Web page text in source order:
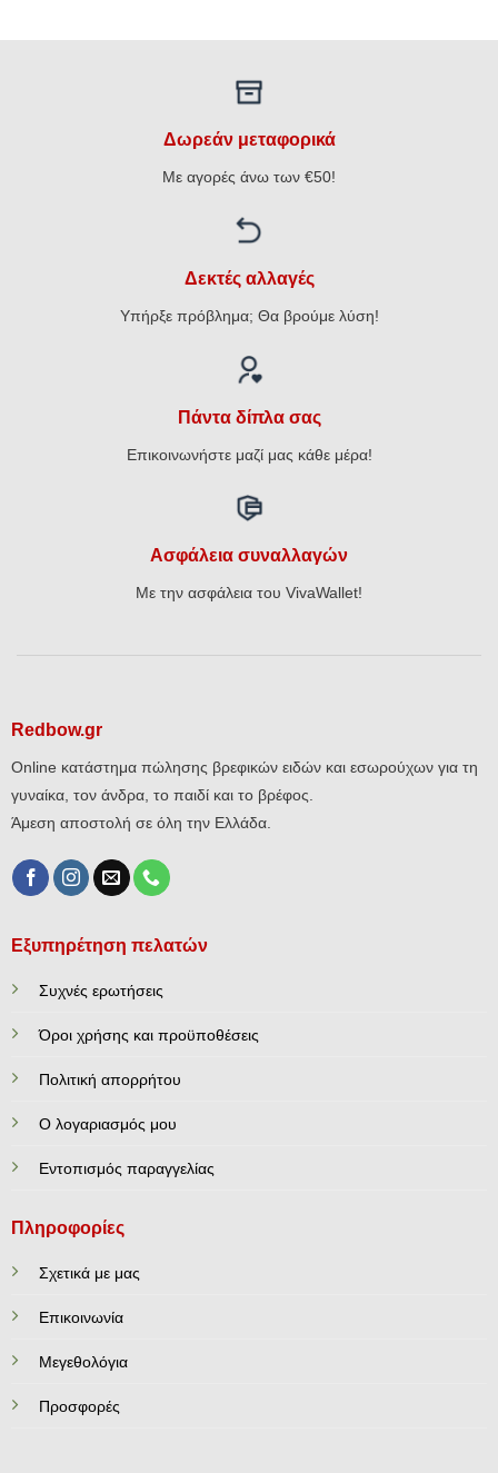
Δωρεάν μεταφορικά
Με αγορές άνω των €50!
Δεκτές αλλαγές
Υπήρξε πρόβλημα; Θα βρούμε λύση!
Πάντα δίπλα σας
Επικοινωνήστε μαζί μας κάθε μέρα!
Ασφάλεια συναλλαγών
Με την ασφάλεια του VivaWallet!
Redbow.gr
Online κατάστημα πώλησης βρεφικών ειδών και εσωρούχων για τη
γυναίκα, τον άνδρα, το παιδί και το βρέφος.
Άμεση αποστολή σε όλη την Ελλάδα.
Εξυπηρέτηση πελατών
Συχνές ερωτήσεις
Όροι χρήσης και προϋποθέσεις
Πολιτική απορρήτου
Ο λογαριασμός μου
Εντοπισμός παραγγελίας
Πληροφορίες
Σχετικά με μας
Επικοινωνία
Mεγεθολόγια
Προσφορές